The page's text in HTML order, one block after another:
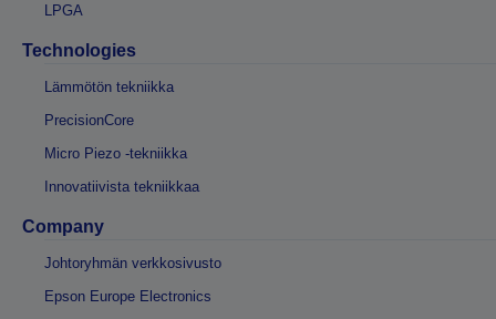
LPGA
Technologies
Lämmötön tekniikka
PrecisionCore
Micro Piezo -tekniikka
Innovatiivista tekniikkaa
Company
Johtoryhmän verkkosivusto
Epson Europe Electronics